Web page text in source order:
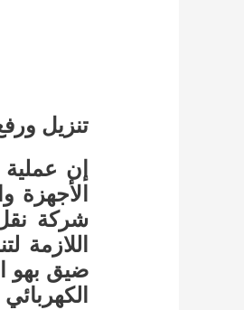
تنزيل
إن عملية
شركة
اللازمة
ضيق بهو